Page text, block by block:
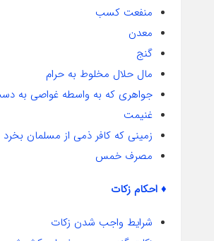
منفعت کسب
معدن
گنج
مال حلال مخلوط به حرام
جواهری که به واسطه غواصی به
غنیمت
زمینی که کافر ذمی از مسلمان بخرد
مصرف خمس
♦ احکام زکات
شرایط واجب شدن زکات